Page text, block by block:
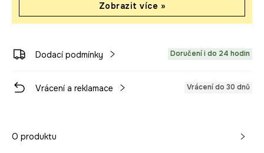
Zobrazit více »
Dodací podmínky Doručení i do 24 hodin
Vrácení a reklamace Vrácení do 30 dnů
O produktu